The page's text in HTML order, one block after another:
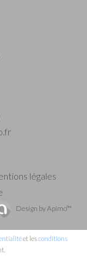
légales
Design byApimo™
et lesconditions